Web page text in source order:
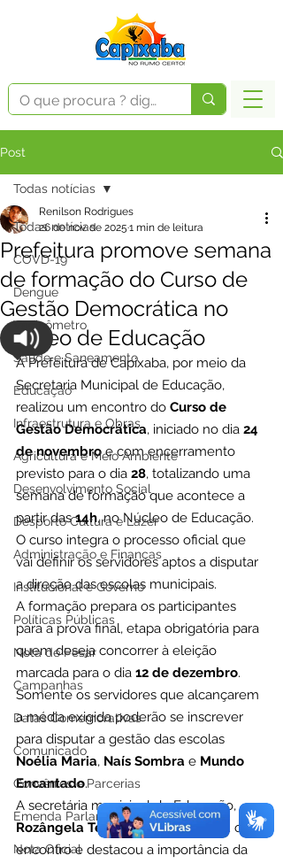
Post
Todas notícias
COVD-19
Dengue
Vacinômetro
Saúde e Saneamento
Educação
Infraestrutura e Obras
Agricultura e Meio Ambiente
Desenvolvimento Social
Desporto Cultura e Lazer
Administração e Finanças
Institucional e Governo
Políticas Públicas
Nota de Pesar
Campanhas
Datas Comemorativas
Comunicado
Convênios e Parcerias
Emenda Parlamentar
Nota Oficial
Todas notícias
Prefeitura promove semana
de formação do Curso de
Gestão Democrática no
Núcleo de Educação
Renilson Rodrigues
26 de nov. de 2025 1 min de leitura
A Prefeitura de Capixaba, por meio da
Secretaria Municipal de Educação,
realizou um encontro do Curso de
Gestão Democrática, iniciado no dia 24
de novembro e com encerramento
previsto para o dia 28, totalizando uma
semana de formação que acontece a
partir das 14h, no Núcleo de Educação.
O curso integra o processo oficial que
vai definir os servidores aptos a disputar
a direção das escolas municipais.
A formação prepara os participantes
para a prova final, etapa obrigatória para
quem deseja concorrer à eleição
marcada para o dia 12 de dezembro.
Somente os servidores que alcançarem
a média exigida poderão se inscrever
para disputar a gestão das escolas
Noélia Maria, Naís Sombra e Mundo
Encantado.
A secretária municipal de Educação,
Rozângela Tessinari, acompanhou o
encontro e destacou a importância da